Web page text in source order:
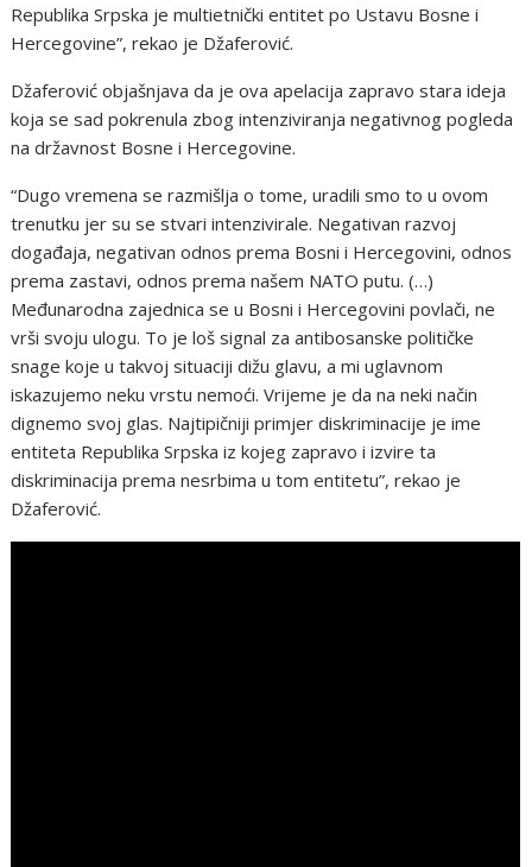
Republika Srpska je multietnički entitet po Ustavu Bosne i
Hercegovine”, rekao je Džaferović.
Džaferović objašnjava da je ova apelacija zapravo stara ideja
koja se sad pokrenula zbog intenziviranja negativnog pogleda
na državnost Bosne i Hercegovine.
“Dugo vremena se razmišlja o tome, uradili smo to u ovom
trenutku jer su se stvari intenzivirale. Negativan razvoj
događaja, negativan odnos prema Bosni i Hercegovini, odnos
prema zastavi, odnos prema našem NATO putu. (…)
Međunarodna zajednica se u Bosni i Hercegovini povlači, ne
vrši svoju ulogu. To je loš signal za antibosanske političke
snage koje u takvoj situaciji dižu glavu, a mi uglavnom
iskazujemo neku vrstu nemoći. Vrijeme je da na neki način
dignemo svoj glas. Najtipičniji primjer diskriminacije je ime
entiteta Republika Srpska iz kojeg zapravo i izvire ta
diskriminacija prema nesrbima u tom entitetu”, rekao je
Džaferović.